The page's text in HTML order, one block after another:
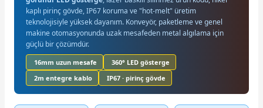
kaplı pirinç gövde, IP67 koruma ve "hot-melt" üretim
teknolojisiyle yüksek dayanım. Konveyör, paketleme ve genel
makine otomasyonunda uzak mesafeden metal algılama için
güçlü bir çözümdür.
16mm uzun mesafe
360° LED gösterge
2m entegre kablo
IP67 · pirinç gövde